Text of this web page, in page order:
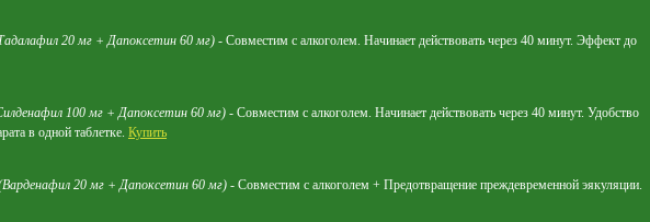
20 мг + Дапоксетин 60 мг) - Совместим с алкоголем. Начинает действовать через 40 минут. Эффект до
100 мг + Дапоксетин 60 мг) - Совместим с алкоголем. Начинает действовать через 40 минут. Удобство
в одной таблетке. Купить
20 мг + Дапоксетин 60 мг) - Совместим с алкоголем + Предотвращение преждевременной эякуляции.